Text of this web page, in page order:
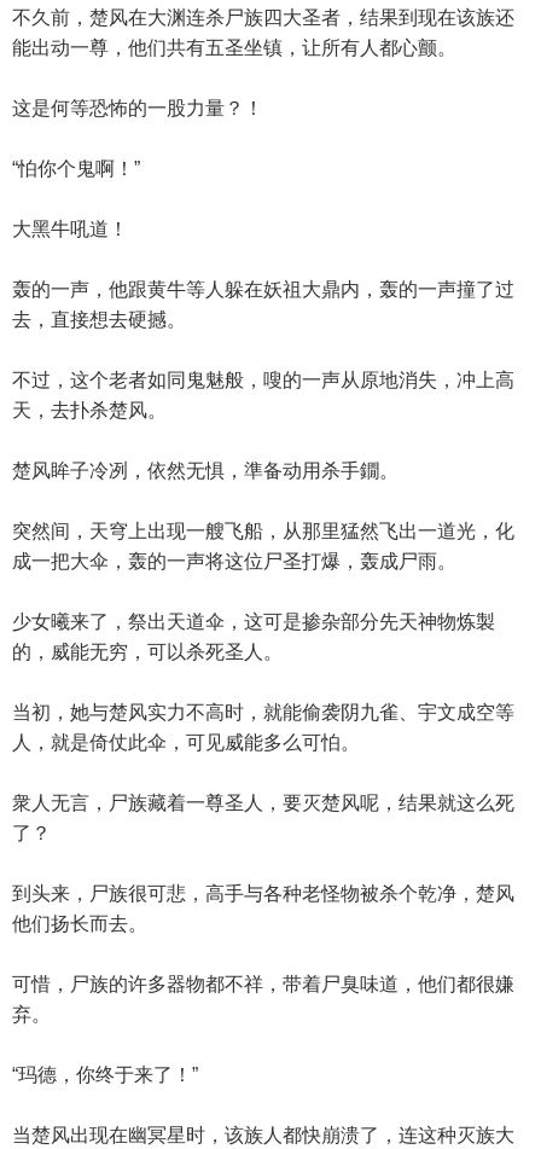
不久前，楚风在大渊连杀尸族四大圣者，结果到现在该族还
能出动一尊，他们共有五圣坐镇，让所有人都心颤。
这是何等恐怖的一股力量？！
“怕你个鬼啊！”
大黑牛吼道！
轰的一声，他跟黄牛等人躲在妖祖大鼎内，轰的一声撞了过
去，直接想去硬撼。
不过，这个老者如同鬼魅般，嗖的一声从原地消失，冲上高
天，去扑杀楚风。
楚风眸子冷冽，依然无惧，準备动用杀手鐗。
突然间，天穹上出现一艘飞船，从那里猛然飞出一道光，化
成一把大伞，轰的一声将这位尸圣打爆，轰成尸雨。
少女曦来了，祭出天道伞，这可是掺杂部分先天神物炼製
的，威能无穷，可以杀死圣人。
当初，她与楚风实力不高时，就能偷袭阴九雀、宇文成空等
人，就是倚仗此伞，可见威能多么可怕。
衆人无言，尸族藏着一尊圣人，要灭楚风呢，结果就这么死
了？
到头来，尸族很可悲，高手与各种老怪物被杀个乾净，楚风
他们扬长而去。
可惜，尸族的许多器物都不祥，带着尸臭味道，他们都很嫌
弃。
“玛德，你终于来了！”
当楚风出现在幽冥星时，该族人都快崩溃了，连这种灭族大